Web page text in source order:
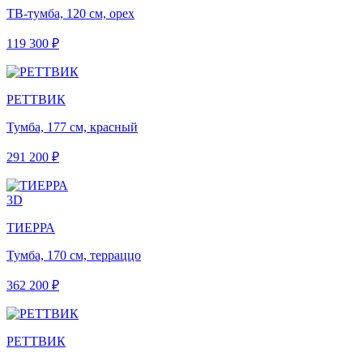
ТВ-тумба, 120 см, орех
119 300 ₽
РЕТТВИК
Тумба, 177 см, красный
291 200 ₽
3D
ТИЕРРА
Тумба, 170 см, терраццо
362 200 ₽
РЕТТВИК